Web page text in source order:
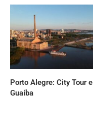
Porto Alegre: City Tour e
Guaíba